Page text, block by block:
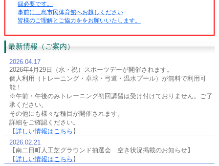
録必要です。
事前に三島市民体育館へお越しください
皆様のご理解とご協力ををお願いいたします。
最新情報（ご案内）
2026.04.17
2026年4月29日（水・祝）スポーツデーが開催されます。
個人利用（トレーニング・卓球・弓道・温水プール）が無料で利用可
能！
※午前・午後のみトレーニング初回講習は受け付けておりません。ご了
承ください。
その他にも様々な種目が開催されます。
詳細をご確認ください。
【詳しい情報はこちら 】
2026.02.21
【南二日町人工芝グラウンド抽選会 空き状況掲載のお知らせ】
【詳しい情報はこちら 】